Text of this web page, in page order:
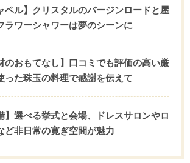
ペル】クリスタルのバージンロードと屋
ラワーシャワーは夢のシーンに
のおもてなし】口コミでも評価の高い厳
った珠玉の料理で感謝を伝えて
】選べる挙式と会場、ドレスサロンやロ
ど非日常の寛ぎ空間が魅力